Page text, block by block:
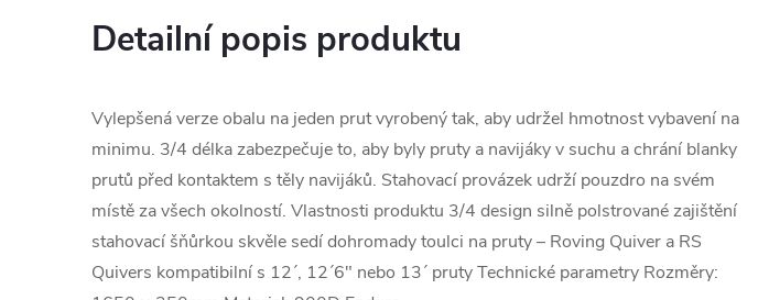
Detailní popis produktu
Vylepšená verze obalu na jeden prut vyrobený tak, aby udržel hmotnost vybavení na
minimu. 3/4 délka zabezpečuje to, aby byly pruty a navijáky v suchu a chrání blanky
prutů před kontaktem s těly navijáků. Stahovací provázek udrží pouzdro na svém
místě za všech okolností. Vlastnosti produktu 3/4 design silně polstrované zajištění
stahovací šňůrkou skvěle sedí dohromady toulci na pruty – Roving Quiver a RS
Quivers kompatibilní s 12´, 12´6" nebo 13´ pruty Technické parametry Rozměry: